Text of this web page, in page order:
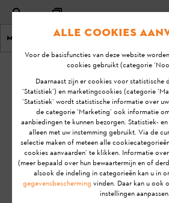
Menu Stihl-website
KA-01133
Kan ik een product
koppelen aan
meerdere STIHL
Smart
Connectoren?
Alle cookies
Voor de basisfuncties van deze website
cookies gebruikt (categorie
Daarnaast zijn er cookies voor statistische
‘Statistiek’) en marketingcookies (categorie
‘Statistiek’ wordt statistische informatie over
de categorie ‘Marketing’ ook informatie
aanbiedingen te kunnen bezorgen. Statistiek-
alleen met uw instemming gebruikt. Via de
selectie maken of meteen alle
cookies aanvaarden’ te klikken. Informatie
(meer bepaald over hun bewaartermijn en of
alsook de indeling in categorieën kan u in
gegevensbescherming vinden. Daar kan u ook
instellingen aanpassen.